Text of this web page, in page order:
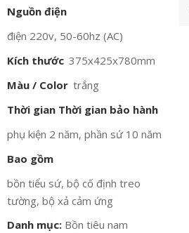
Nguồn điện
điện 220v, 50-60hz (AC)
Kích thước 375x425x780mm
Màu / Color trắng
Thời gian Thời gian bảo hành
phụ kiện 2 năm, phần sứ 10 năm
Bao gồm
bồn tiểu sứ, bộ cố định treo
tường, bộ xả cảm ứng
Danh mục: Bồn tiêu nam